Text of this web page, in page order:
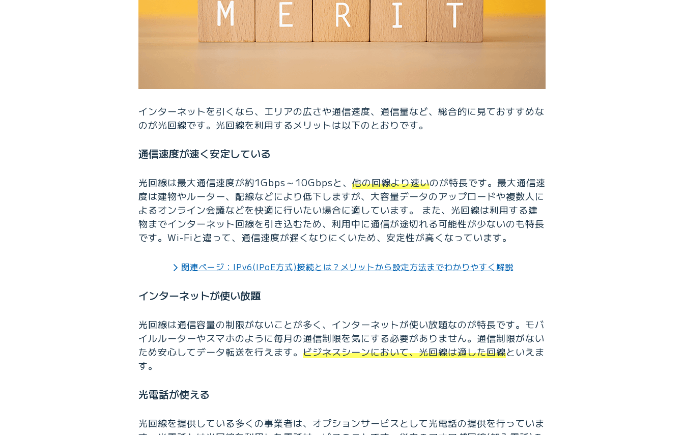
インターネットを引くなら、エリアの広さや通信速度、通信量など、総合的に見ておすすめな
のが光回線です。光回線を利用するメリットは以下のとおりです。
通信速度が速く安定している
光回線は最大通信速度が約1Gbps～10Gbpsと、 他の回線より速いのが特長です。最大通信速
度は建物やルーター、配線などにより低下しますが、大容量データのアップロードや複数人に
よるオンライン会議などを快適に行いたい場合に適しています。 また、光回線は利用する建
物までインターネット回線を引き込むため、利用中に通信が途切れる可能性が少ないのも特長
です。Wi-Fiと違って、通信速度が遅くなりにくいため、安定性が高くなっています。
関連ページ：IPv6(IPoE方式)接続とは？メリットから設定方法までわかりやすく解説
インターネットが使い放題
光回線は通信容量の制限がないことが多く、インターネットが使い放題なのが特長です。モバ
イルルーターやスマホのように毎月の通信制限を気にする必要がありません。通信制限がない
ため安心してデータ転送を行えます。 ビジネスシーンにおいて、光回線は適した回線といえま
す。
光電話が使える
光回線を提供している多くの事業者は、オプションサービスとして光電話の提供を行っていま